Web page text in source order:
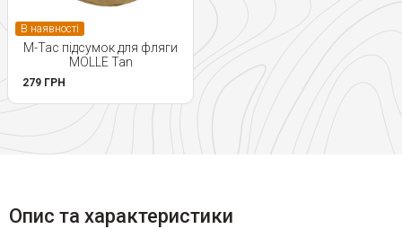
В наявності
M-Tac підсумок для фляги
MOLLE Tan
279 ГРН
Опис та характеристики